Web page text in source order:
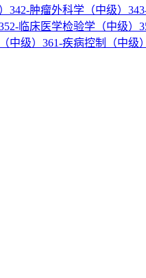
342-肿瘤外科学（中级）
临床医学检验学（中级）
中级） 361-疾病控制（中级）